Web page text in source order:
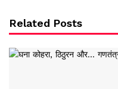
Related Posts